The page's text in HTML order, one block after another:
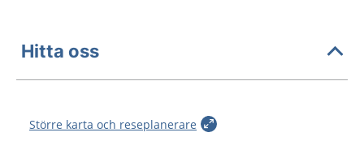
Hitta oss
Större karta och reseplanerare